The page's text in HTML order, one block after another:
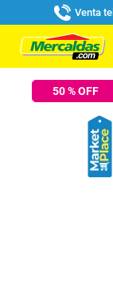
Venta
50% OFF